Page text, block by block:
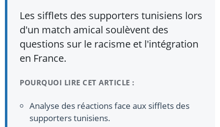
Les sifflets des supporters tunisiens lors
d'un match amical soulèvent des
questions sur le racisme et l'intégration
en France.
POURQUOI LIRE CET ARTICLE :
Analyse des réactions face aux sifflets des
supporters tunisiens.